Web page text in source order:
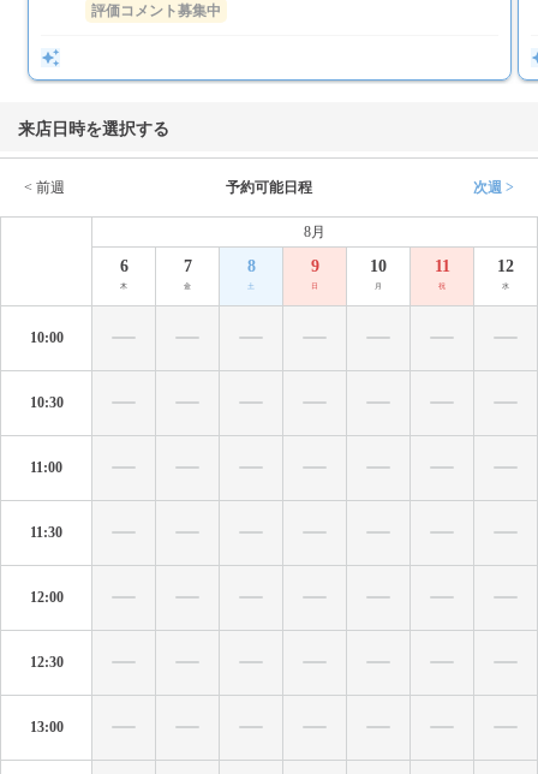
評価コメント募集中
来店日時を選択する
< 前週 予約可能日程 次週 >
8月
6
木
7
金
8
土
9
日
10
月
11
祝
12
水
10:00
10:30
11:00
11:30
12:00
12:30
13:00